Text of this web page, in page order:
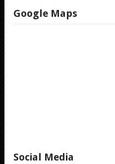
Google Maps
Social Media